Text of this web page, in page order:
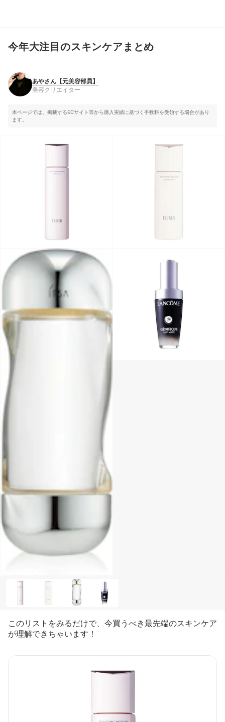
あやさん【元美容部員】
美容クリエイター
今年大注目のスキンケアまとめ
あやさん【元美容部員】
美容クリエイター
本ページでは、掲載するECサイト等から購入実績に基づく手数料を受領する場合があり
ます。
このリストをみるだけで、今買うべき最先端のスキンケア
が理解できちゃいます！